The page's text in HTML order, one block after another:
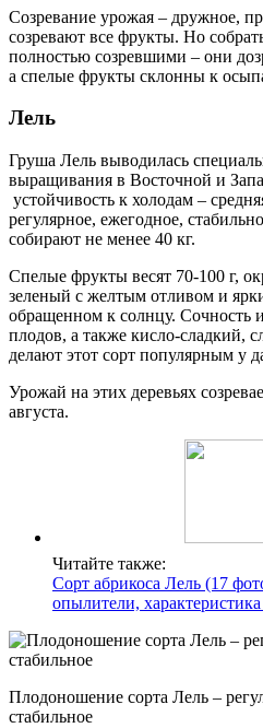
Созревание урожая – дружное,
созревают все фрукты. Но
полностью созревшими – они
а спелые фрукты склонны к
Лель
Груша Лель выводилась
выращивания в Восточной и
устойчивость к холодам –
регулярное, ежегодное,
собирают не менее 40 кг.
Спелые фрукты весят 70-100 г,
зеленый с желтым отливом и
обращенном к солнцу. Сочность
плодов, а также кисло-сладкий,
делают этот сорт популярным у
Урожай на этих деревьях
августа.
Читайте также:
Сорт абрикоса Лель (17
опылители,
Плодоношение сорта Лель –
стабильное